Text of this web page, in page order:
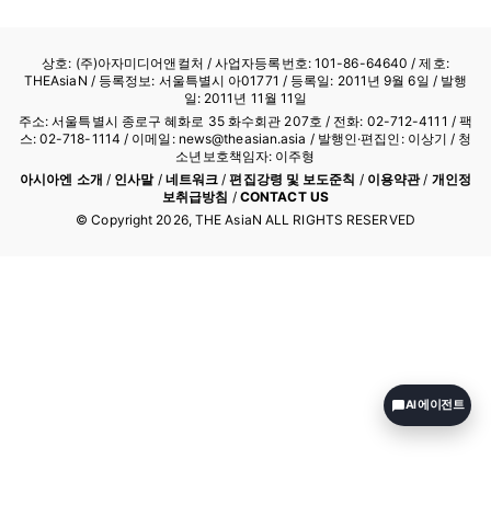
상호: (주)아자미디어앤컬처 /사업자등록번호: 101-86-64640 / 제호:
THEAsiaN / 등록정보: 서울특별시 아01771 / 등록일: 2011년 9월 6일 / 발행
일: 2011년 11월 11일
주소: 서울특별시 종로구 혜화로 35 화수회관 207호 / 전화: 02-712-4111 / 팩
스: 02-718-1114 / 이메일: news@theasian.asia / 발행인·편집인: 이상기 / 청
소년보호책임자: 이주형
아시아엔 소개 / 인사말/ 네트워크 /편집강령 및 보도준칙 / 이용약관/ 개인정
보취급방침 / CONTACT US
© Copyright 2026, THE AsiaN ALL RIGHTS RESERVED
AI 에이전트